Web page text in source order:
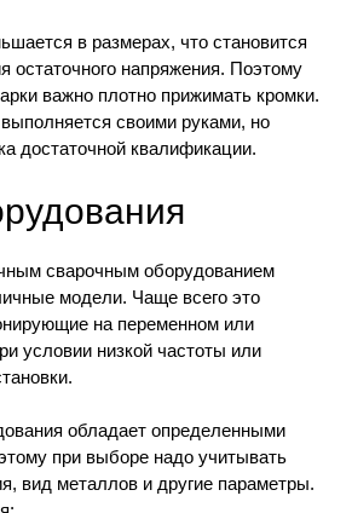
в размерах, что становится
остаточного напряжения. Поэтому
важно плотно прижимать кромки.
своими руками, но
достаточной квалификации.
сварочным оборудованием
модели. Чаще всего это
на переменном или
условии низкой частоты или
обладает определенными
при выборе надо учитывать
вид металлов и другие параметры.